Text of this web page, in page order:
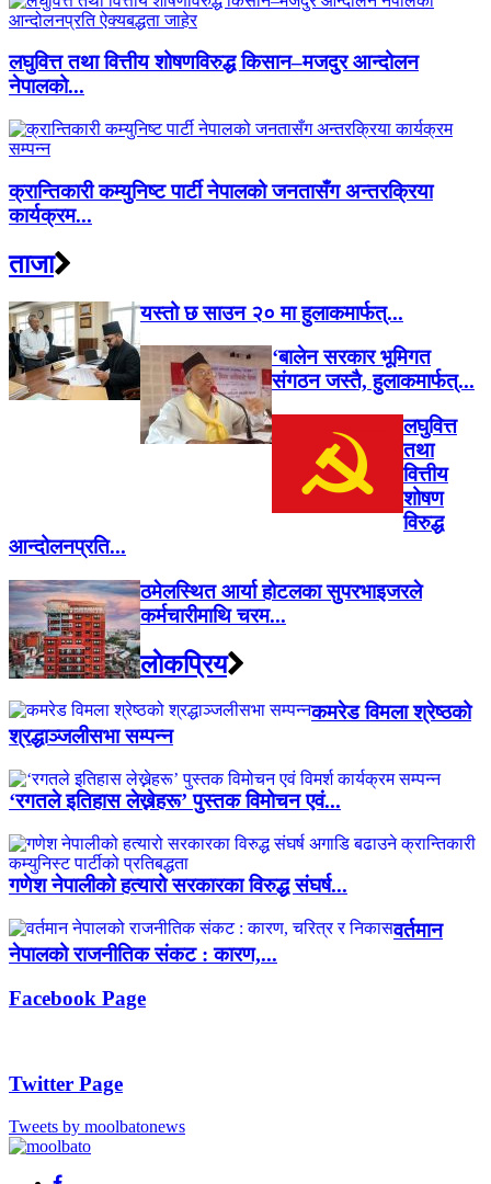
लघुवित्त तथा वित्तीय शोषणविरुद्ध किसान–मजदुर आन्दोलन
नेपालको...
क्रान्तिकारी कम्युनिष्ट पार्टी नेपालको जनतासँग अन्तरक्रिया
कार्यक्रम...
ताजा
यस्तो छ साउन २० मा हुलाकमार्फत्...
‘बालेन सरकार भूमिगत
संगठन जस्तै, हुलाकमार्फत्...
लघुवित्त
तथा
वित्तीय
शोषण
विरुद्ध
आन्दोलनप्रति...
ठमेलस्थित आर्या होटलका सुपरभाइजरले
कर्मचारीमाथि चरम...
लाेकप्रिय
कमरेड विमला श्रेष्ठको
श्रद्धाञ्जलीसभा सम्पन्न
‘रगतले इतिहास लेख्नेहरू’ पुस्तक विमोचन एवं...
गणेश नेपालीको हत्यारो सरकारका विरुद्ध संघर्ष...
वर्तमान
नेपालको राजनीतिक संकट : कारण,...
Facebook Page
Twitter Page
Tweets by moolbatonews